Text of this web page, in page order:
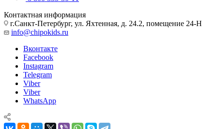
Контактная информация
г.Санкт-Петербург, ул. Яхтенная, д. 24.2, помещение 24-Н
info@chipokids.ru
Вконтакте
Facebook
Instagram
Telegram
Viber
Viber
WhatsApp